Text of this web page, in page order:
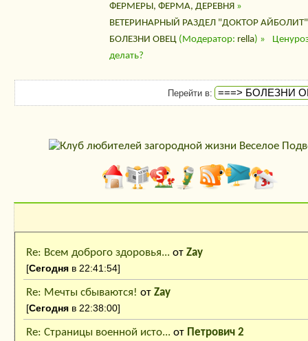
Re: Всем доброго здоровья... от Zay
[Сегодня в 22:41:54]
Re: Мечты сбываются! от Zay
[Сегодня в 22:38:00]
Re: Страницы военной исто... от Петрович 2
ФЕРМЕРЫ, ФЕРМА, ДЕРЕВНЯ»
ВЕТЕРИНАРНЫЙ РАЗДЕЛ "ДОКТОР АЙБОЛИТ"
БОЛЕЗНИ ОВЕЦ(Модератор: rella) »
делать?
Перейти в: